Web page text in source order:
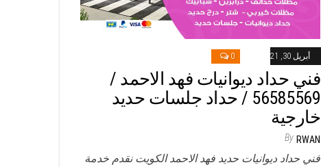
أبريل 30, 2021 0
فني حداد ديوانيات فهد الاحمد /
56585569 / حداد جلسات حديد
خارجية
By RWAN
فني حداد ديوانيات حديد فهد الاحمد الكويت نقدم خدمة